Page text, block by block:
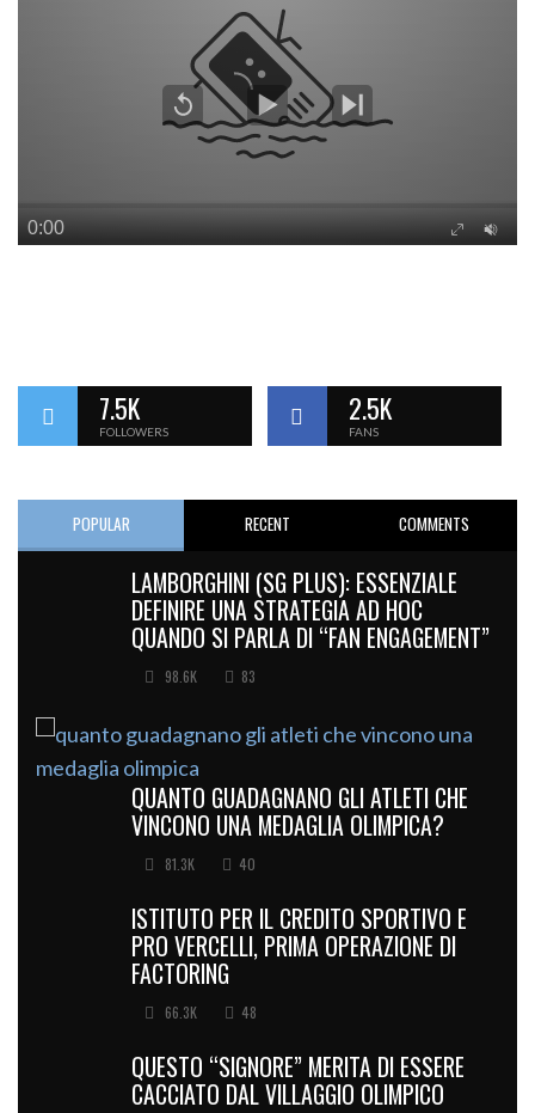
7.5K
FOLLOWERS
2.5K
FANS
POPULAR RECENT COMMENTS
LAMBORGHINI (SG PLUS): ESSENZIALE
DEFINIRE UNA STRATEGIA AD HOC
QUANDO SI PARLA DI “FAN ENGAGEMENT”
98.6K 83
QUANTO GUADAGNANO GLI ATLETI CHE
VINCONO UNA MEDAGLIA OLIMPICA?
81.3K 40
ISTITUTO PER IL CREDITO SPORTIVO E
PRO VERCELLI, PRIMA OPERAZIONE DI
FACTORING
66.3K 48
QUESTO “SIGNORE” MERITA DI ESSERE
CACCIATO DAL VILLAGGIO OLIMPICO